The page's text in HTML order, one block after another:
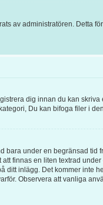
av administratören. Detta
dig innan du kan skriva
Du kan bifoga filer i
bara under en begränsad tid
finnas en liten textrad
ditt inlägg. Det kommer inte
Observera att vanliga